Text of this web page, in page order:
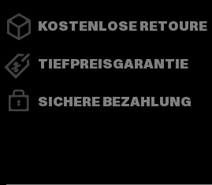
KOSTENLOSE RETOURE
TIEFPREISGARANTIE
SICHERE BEZAHLUNG